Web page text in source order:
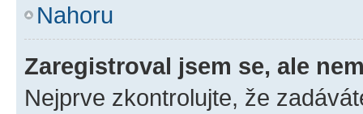
Nahoru
Zaregistroval jsem se, ale
Nejprve zkontrolujte, že